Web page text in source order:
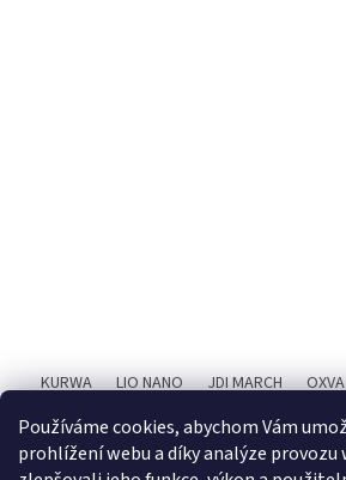
Používáme cookies, abychom Vám
prohlížení webu a díky analýze provozu
KURWA LIO NANO JDI MARCH OXVA
SYX BAR
RITCHY POPIČ!